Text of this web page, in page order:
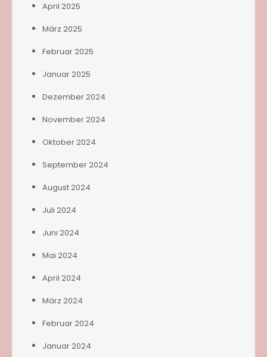
April 2025
März 2025
Februar 2025
Januar 2025
Dezember 2024
November 2024
Oktober 2024
September 2024
August 2024
Juli 2024
Juni 2024
Mai 2024
April 2024
März 2024
Februar 2024
Januar 2024